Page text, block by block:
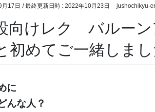
17日 / 最終更新日時 : 2022年10月23日 jushochikyu-
向けレク バルー
初めてご一緒しま
に
んな人？